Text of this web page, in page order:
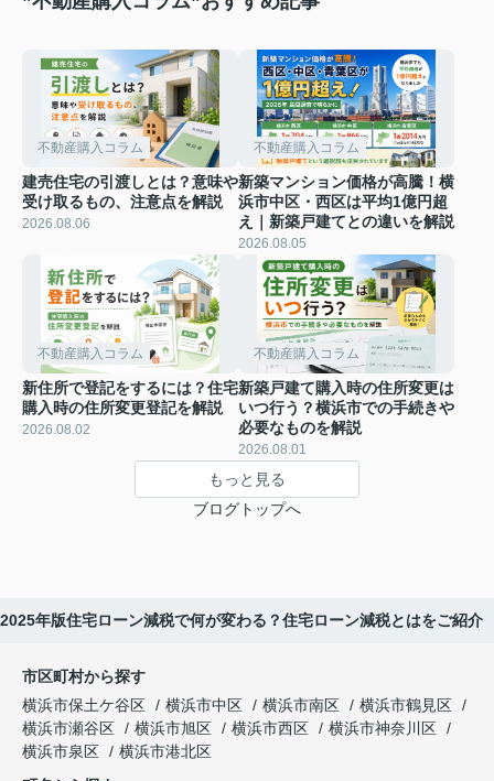
不動産購入コラム
建売住宅の引渡しとは？意味や
受け取るもの、注意点を解説
2026.08.06
不動産購入コラム
新築マンション価格が高騰！横
浜市中区・西区は平均1億円超
え｜新築戸建てとの違いを解説
2026.08.05
不動産購入コラム
新住所で登記をするには？住宅
購入時の住所変更登記を解説
2026.08.02
不動産購入コラム
新築戸建て購入時の住所変更は
いつ行う？横浜市での手続きや
必要なものを解説
2026.08.01
もっと見る
ブログトップへ
2025年版住宅ローン減税で何が変わる？住宅ローン減税とはをご紹介
市区町村から探す
横浜市保土ケ谷区
横浜市中区 横浜市南区
横浜市鶴見区
横浜市瀬谷区
横浜市旭区 横浜市西区
横浜市神奈川区
横浜市泉区
横浜市港北区